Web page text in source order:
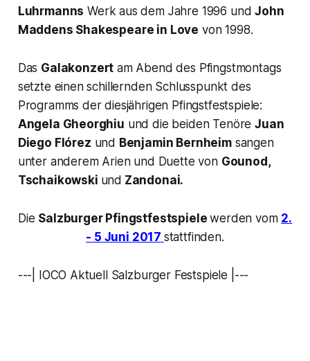
Luhrmanns Werk aus dem Jahre 1996 undJohn
Maddens Shakespeare in Love von 1998.
Das Galakonzert am Abend des Pfingstmontags
setzte einen schillernden Schlusspunkt des
Programms der diesjährigen Pfingstfestspiele:
Angela Gheorghiu und die beiden TenöreJuan
Diego Flórez und Benjamin Bernheimsangen
unter anderem Arien und Duette von Gounod,
Tschaikowski und Zandonai.
Die Salzburger Pfingstfestspielewerden vom 2.
- 5 Juni 2017 stattfinden.
---| IOCO Aktuell Salzburger Festspiele |---